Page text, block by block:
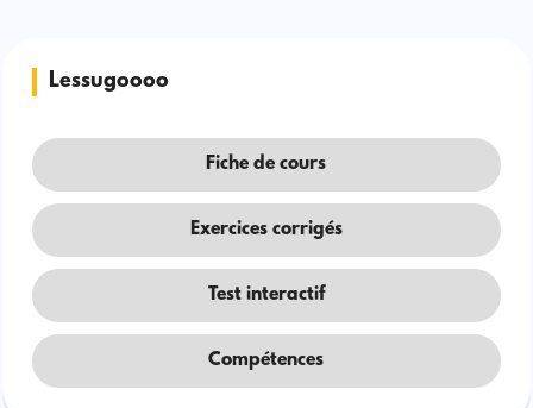
Lessugoooo
Fiche de cours
Exercices corrigés
Test interactif
Compétences